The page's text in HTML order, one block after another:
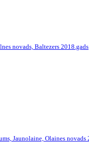
novads, Baltezers 2018.gads
Jaunolaine, Olaines novads